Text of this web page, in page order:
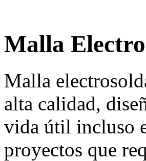
Malla
Malla
alta calidad,
vida útil incluso
proyectos que